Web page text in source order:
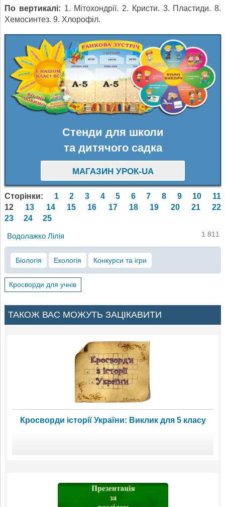
По вертикалі: 1. Мітохондрії. 2. Кристи. 3. Пластиди. 8.
Хемосинтез. 9. Хлорофіл.
Стенди для школи
та дитячого садка
МАГАЗИН УРОК-UA
Сторінки: 1 2 3 4 5 6 7 8 9 10
11
12
13 14 15 16 17 18 19 20 21
22
23
24 25
Водолажко Лілія 1 811
Біологія Екологія Конкурси та ігри
Кросворди для учнів
ТАКОЖ ВАС МОЖУТЬ ЗАЦІКАВИТИ
Кросворди історії України: Виклик для 5 класу